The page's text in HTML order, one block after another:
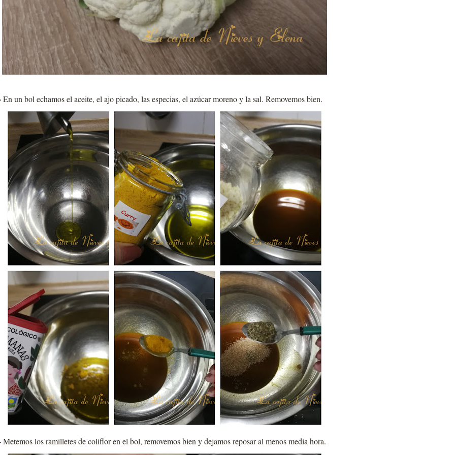
En un bol echamos el aceite, el ajo picado, las especias, el azúcar moreno y la sal. Removemos bien.
Metemos los ramilletes de coliflor en el bol, removemos bien y dejamos reposar al menos media hora.